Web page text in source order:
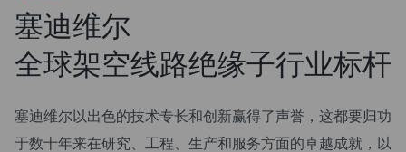
塞迪维尔
全球架空线路绝缘子行业标杆
塞迪维尔以出色的技术专长和创新赢得了声誉，这都要归功
于数十年来在研究、工程、生产和服务方面的卓越成就，以